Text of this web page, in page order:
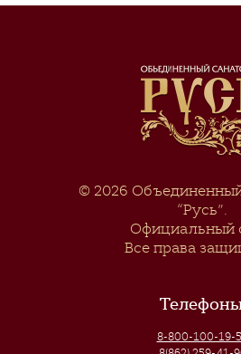
© 2026
“Русь”.
Официальный
Все права
8-800-100-19-